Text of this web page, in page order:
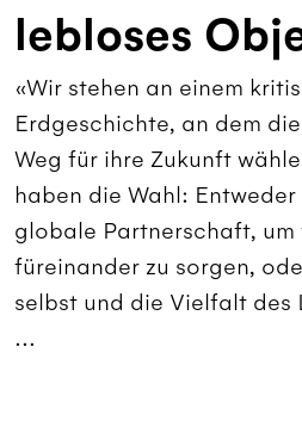
lebloses
«Wir stehen an einem
Erdgeschichte, an dem
Weg für ihre Zukunft
haben die Wahl:
globale Partnerschaft, um
füreinander zu sorgen,
selbst und die Vielfalt des
...